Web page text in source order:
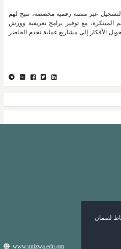
لضمان
عبر منصة رقمية مخصصة، تتيح لهم
المبتكرة، مع توفير برامج تعريفية وورش
الأفكار إلى مشاريع عملية تخدم الحاضر
www.unizwa.edu.om